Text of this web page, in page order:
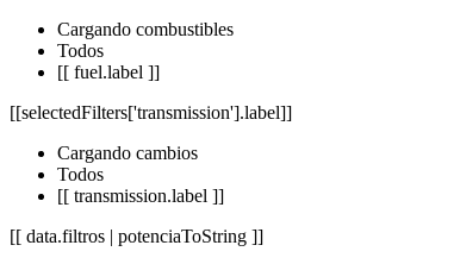
Cargando combustibles
Todos
[[ fuel.label ]]
[[selectedFilters['transmission'].label]]
Cargando cambios
Todos
[[ transmission.label ]]
[[ data.filtros | potenciaToString ]]